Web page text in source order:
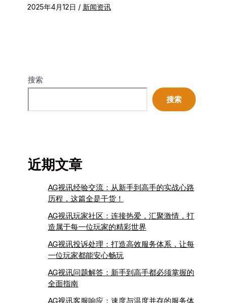
2025年4月12日 / 新闻资讯
搜索
搜索
近期文章
AG视讯经验交流：从新手到高手的实战心路
历程，这篇全是干货！
AG视讯玩家社区：连接热爱，汇聚激情，打
造属于每一位玩家的精彩世界
AG视讯投诉处理：打造高效服务体系，让每
一位玩家都能安心畅玩
AG视讯问题解答：新手到高手都必须掌握的
全面指南
AG视讯客服响应：速度与温度并存的服务体